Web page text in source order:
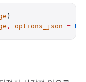
)
, options_json =